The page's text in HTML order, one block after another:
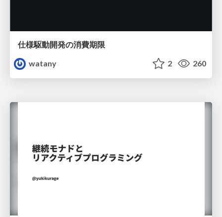
仕様駆動開発の消費期限
watany
2 260